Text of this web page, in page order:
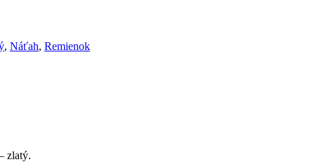
, Náťah, Remienok
zlatý.